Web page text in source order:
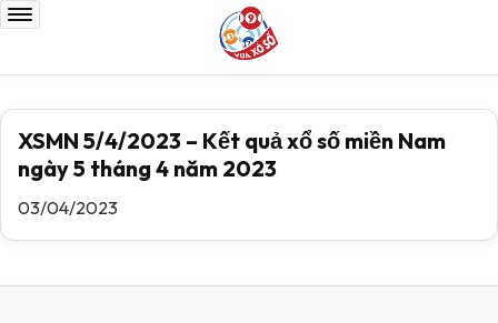
XSMN 5/4/2023 – Kết quả xổ số miền Nam
ngày 5 tháng 4 năm 2023
03/04/2023